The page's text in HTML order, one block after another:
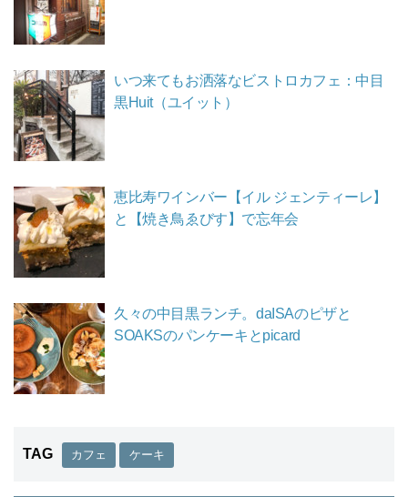
いつ来てもお洒落なビストロカフェ：中目
黒Huit（ユイット）
恵比寿ワインバー【イル ジェンティーレ】
と【焼き鳥ゑびす】で忘年会
久々の中目黒ランチ。daISAのピザと
SOAKSのパンケーキとpicard
TAG カフェ ケーキ